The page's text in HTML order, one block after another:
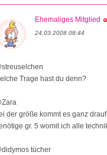
Ehemaliges Mitglied
24.03.2008 08:44
Trage hast du denn?
der größe kommt es ganz
gr. 5 womit ich alle
tücher